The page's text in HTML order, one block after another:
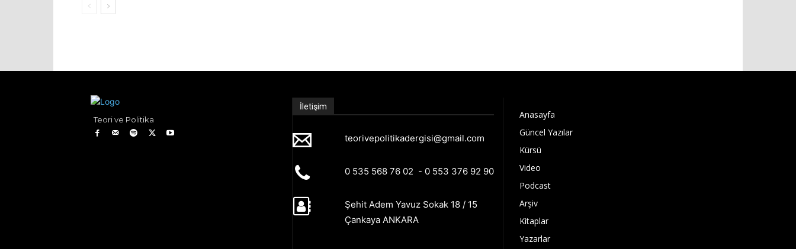
Teori ve Politika
İletişim
teorivepolitikadergisi@gmail.com
0 535 568 76 02 - 0 553 376 92 90
Şehit Adem Yavuz Sokak 18 / 15
Çankaya ANKARA
Anasayfa
Güncel Yazılar
Kürsü
Video
Podcast
Arşiv
Kitaplar
Yazarlar